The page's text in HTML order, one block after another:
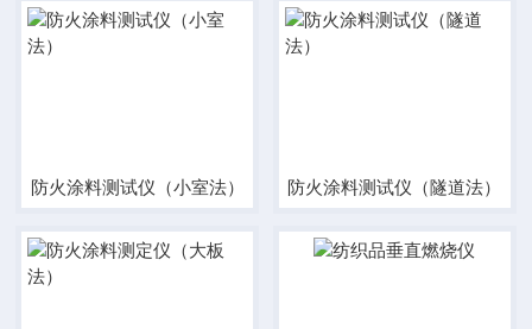
防火涂料测试仪（小室法） 防火涂料测试仪（隧道法）